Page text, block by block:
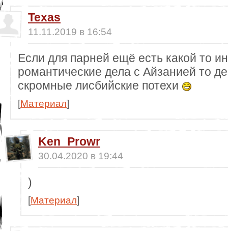
Texas
11.11.2019 в 16:54
Если для парней ещё есть какой то
романтические дела с Айзанией то
скромные лисбийские потехи
[Материал]
Ken_Prowr
30.04.2020 в 19:44
)
[Материал]